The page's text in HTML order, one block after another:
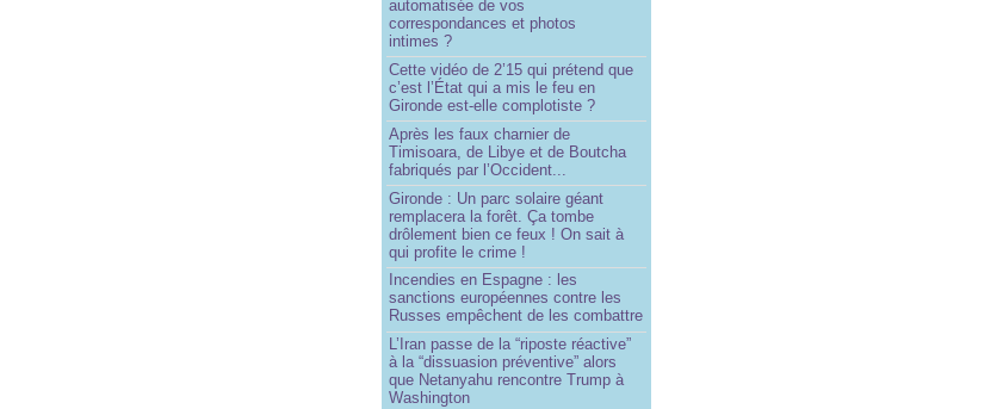
automatisée de vos
correspondances et photos
intimes ?
Cette vidéo de 2’15 qui prétend que
c’est l’État qui a mis le feu en
Gironde est-elle complotiste ?
Après les faux charnier de
Timisoara, de Libye et de Boutcha
fabriqués par l’Occident...
Gironde : Un parc solaire géant
remplacera la forêt. Ça tombe
drôlement bien ce feux ! On sait à
qui profite le crime !
Incendies en Espagne : les
sanctions européennes contre les
Russes empêchent de les combattre
L’Iran passe de la “riposte réactive”
à la “dissuasion préventive” alors
que Netanyahu rencontre Trump à
Washington